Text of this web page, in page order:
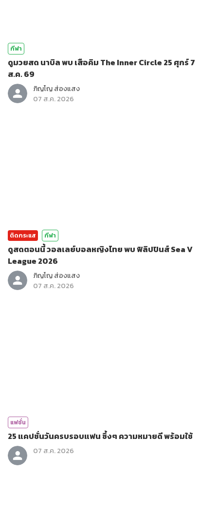
กีฬา
ดูมวยสด นาบิล พบ เสือคิม The Inner Circle 25 ศุกร์ 7
ส.ค. 69
ภิญโญ ส่องแสง
07 ส.ค. 2026
ติดกระแส กีฬา
ดูสดตอนนี้ วอลเลย์บอลหญิงไทย พบ ฟิลิปปินส์ Sea V
League 2026
ภิญโญ ส่องแสง
07 ส.ค. 2026
แฟชั่น
25 แคปชั่นวันครบรอบแฟน ซึ้งๆ ความหมายดี พร้อมใช้
07 ส.ค. 2026